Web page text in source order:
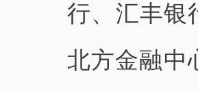
行、汇丰银
北方金融中